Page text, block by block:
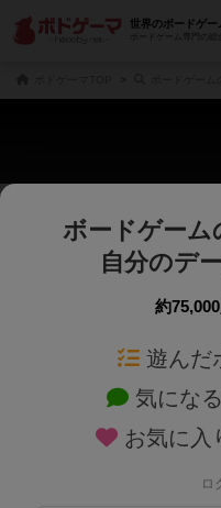
世界のボードゲー
ボードゲーム専門の総
じっくり表示
商品名、商品説明文、デザ
対象年齢を指定します。
ボードゲーム
自分のデ
約
遊んだ
気にな
お気に入
ロ